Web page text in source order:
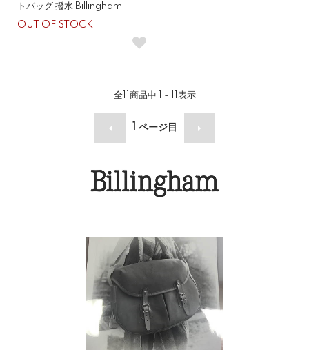
トバッグ 撥水 Billingham
OUT OF STOCK
全11 商品中 1 - 11 表示
ページ目